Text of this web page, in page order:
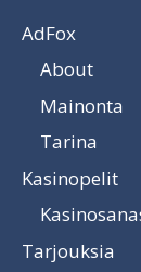
AdFox
About
Mainonta
Tarina
Kasinopelit
Tarjouksia